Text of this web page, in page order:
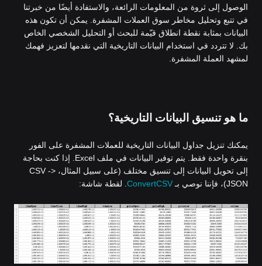
الوصول إلى ثروة من المعلومات الرائعة، والاستفادة أيضًا من خبرتنا
في تتبع وتحليل مخاطر سوق العملات المشفرة. يمكن أن تكون هذه
البيانات بمثابة نقطة انطلاق قيّمة للبحث أو التحليل الشخصي الخاص
بك. لا تتردد في استخدام البيانات التاريخية التي نقدمها لتعزيز فهمك
لمشهد العملة المشفرة.
ما هو تنسيق البيانات التاريخية؟
يمكنك تنزيل جداول البيانات التاريخية للعملات المشفرة على الفور
بنقرة واحدة فقط. يتم توفير البيانات في ملف Excel. إذا كنت بحاجة
إلى تحويل البيانات إلى تنسيق مختلف (على سبيل المثال، CSV ->
JSON)، فإننا نوصي بـ
ConvertCSV . لقطة شاشة: